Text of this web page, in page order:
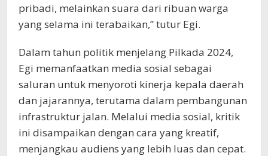
pribadi, melainkan suara dari ribuan warga
yang selama ini terabaikan,” tutur Egi.
Dalam tahun politik menjelang Pilkada 2024,
Egi memanfaatkan media sosial sebagai
saluran untuk menyoroti kinerja kepala daerah
dan jajarannya, terutama dalam pembangunan
infrastruktur jalan. Melalui media sosial, kritik
ini disampaikan dengan cara yang kreatif,
menjangkau audiens yang lebih luas dan cepat.